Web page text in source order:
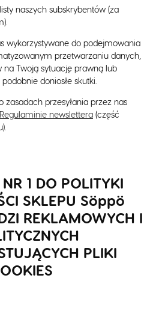
naszych subskrybentów (za
wykorzystywane do podejmowania
przetwarzaniu danych,
na Twoją sytuację prawną lub
doniosłe skutki.
przesyłania przez nas
Regulaminie newslettera (część
1 DO POLITYKI
SKLEPU Söppö
REKLAMOWYCH I
PLIKI